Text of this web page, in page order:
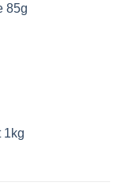
85g
1kg